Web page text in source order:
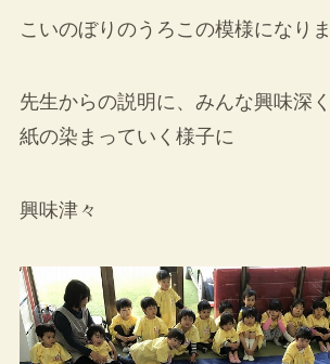
こいのぼりのうろこの模様になり
先生からの説明に、みんな興味深
紙の染まっていく様子に
興味津々